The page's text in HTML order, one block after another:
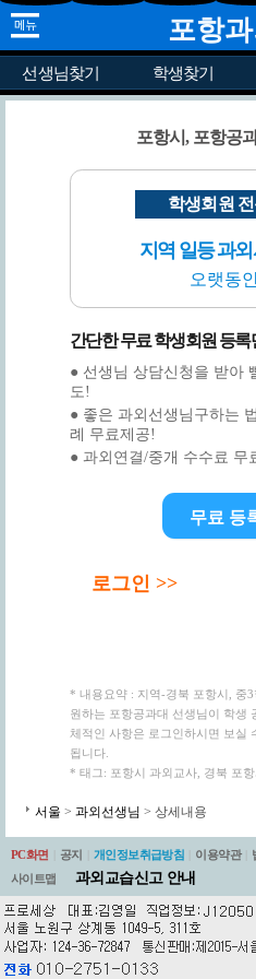
포항과
선생님찾기 학생찾기
포항시, 포항공
학생회원
지역 일등 과
오랫동
간단한 무료 학생회원 등록
● 선생님 상담신청을 받아
도!
● 좋은 과외선생님구하는
례 무료제공!
● 과외연결/중개 수수료 무
무료 등
로그인 >>
* 내용요약 : 지역-경북 포항시, 중
원하는 포항공과대 선생님이 학생
체적인 사항은 로그인하시면 보실
됩니다.
* 태그: 포항시 과외교사, 경북 포
서울 > 과외선생님 > 상세내용
PC화면 공지 개인정보취급방침 이용약관
사이트맵
과외교습신고 안내